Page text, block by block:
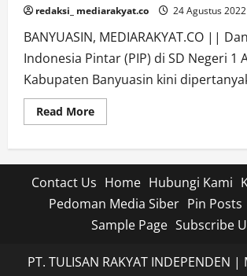
redaksi_ mediarakyat.co 24 Agustus 2022
BANYUASIN, MEDIARAKYAT.CO ||
Indonesia Pintar (PIP) di SD Negeri 1
Kabupaten Banyuasin kini
Read MoreRead
more
1
Air
Salek
Kabupaten
Banyuasin
diduga
Selewengkan
PIP
Contact Us Home Hubungi Kami
Pedoman Media Siber Pin Posts
Sample Page Subscribe
PT. TULISAN RAKYAT INDEPENDEN |